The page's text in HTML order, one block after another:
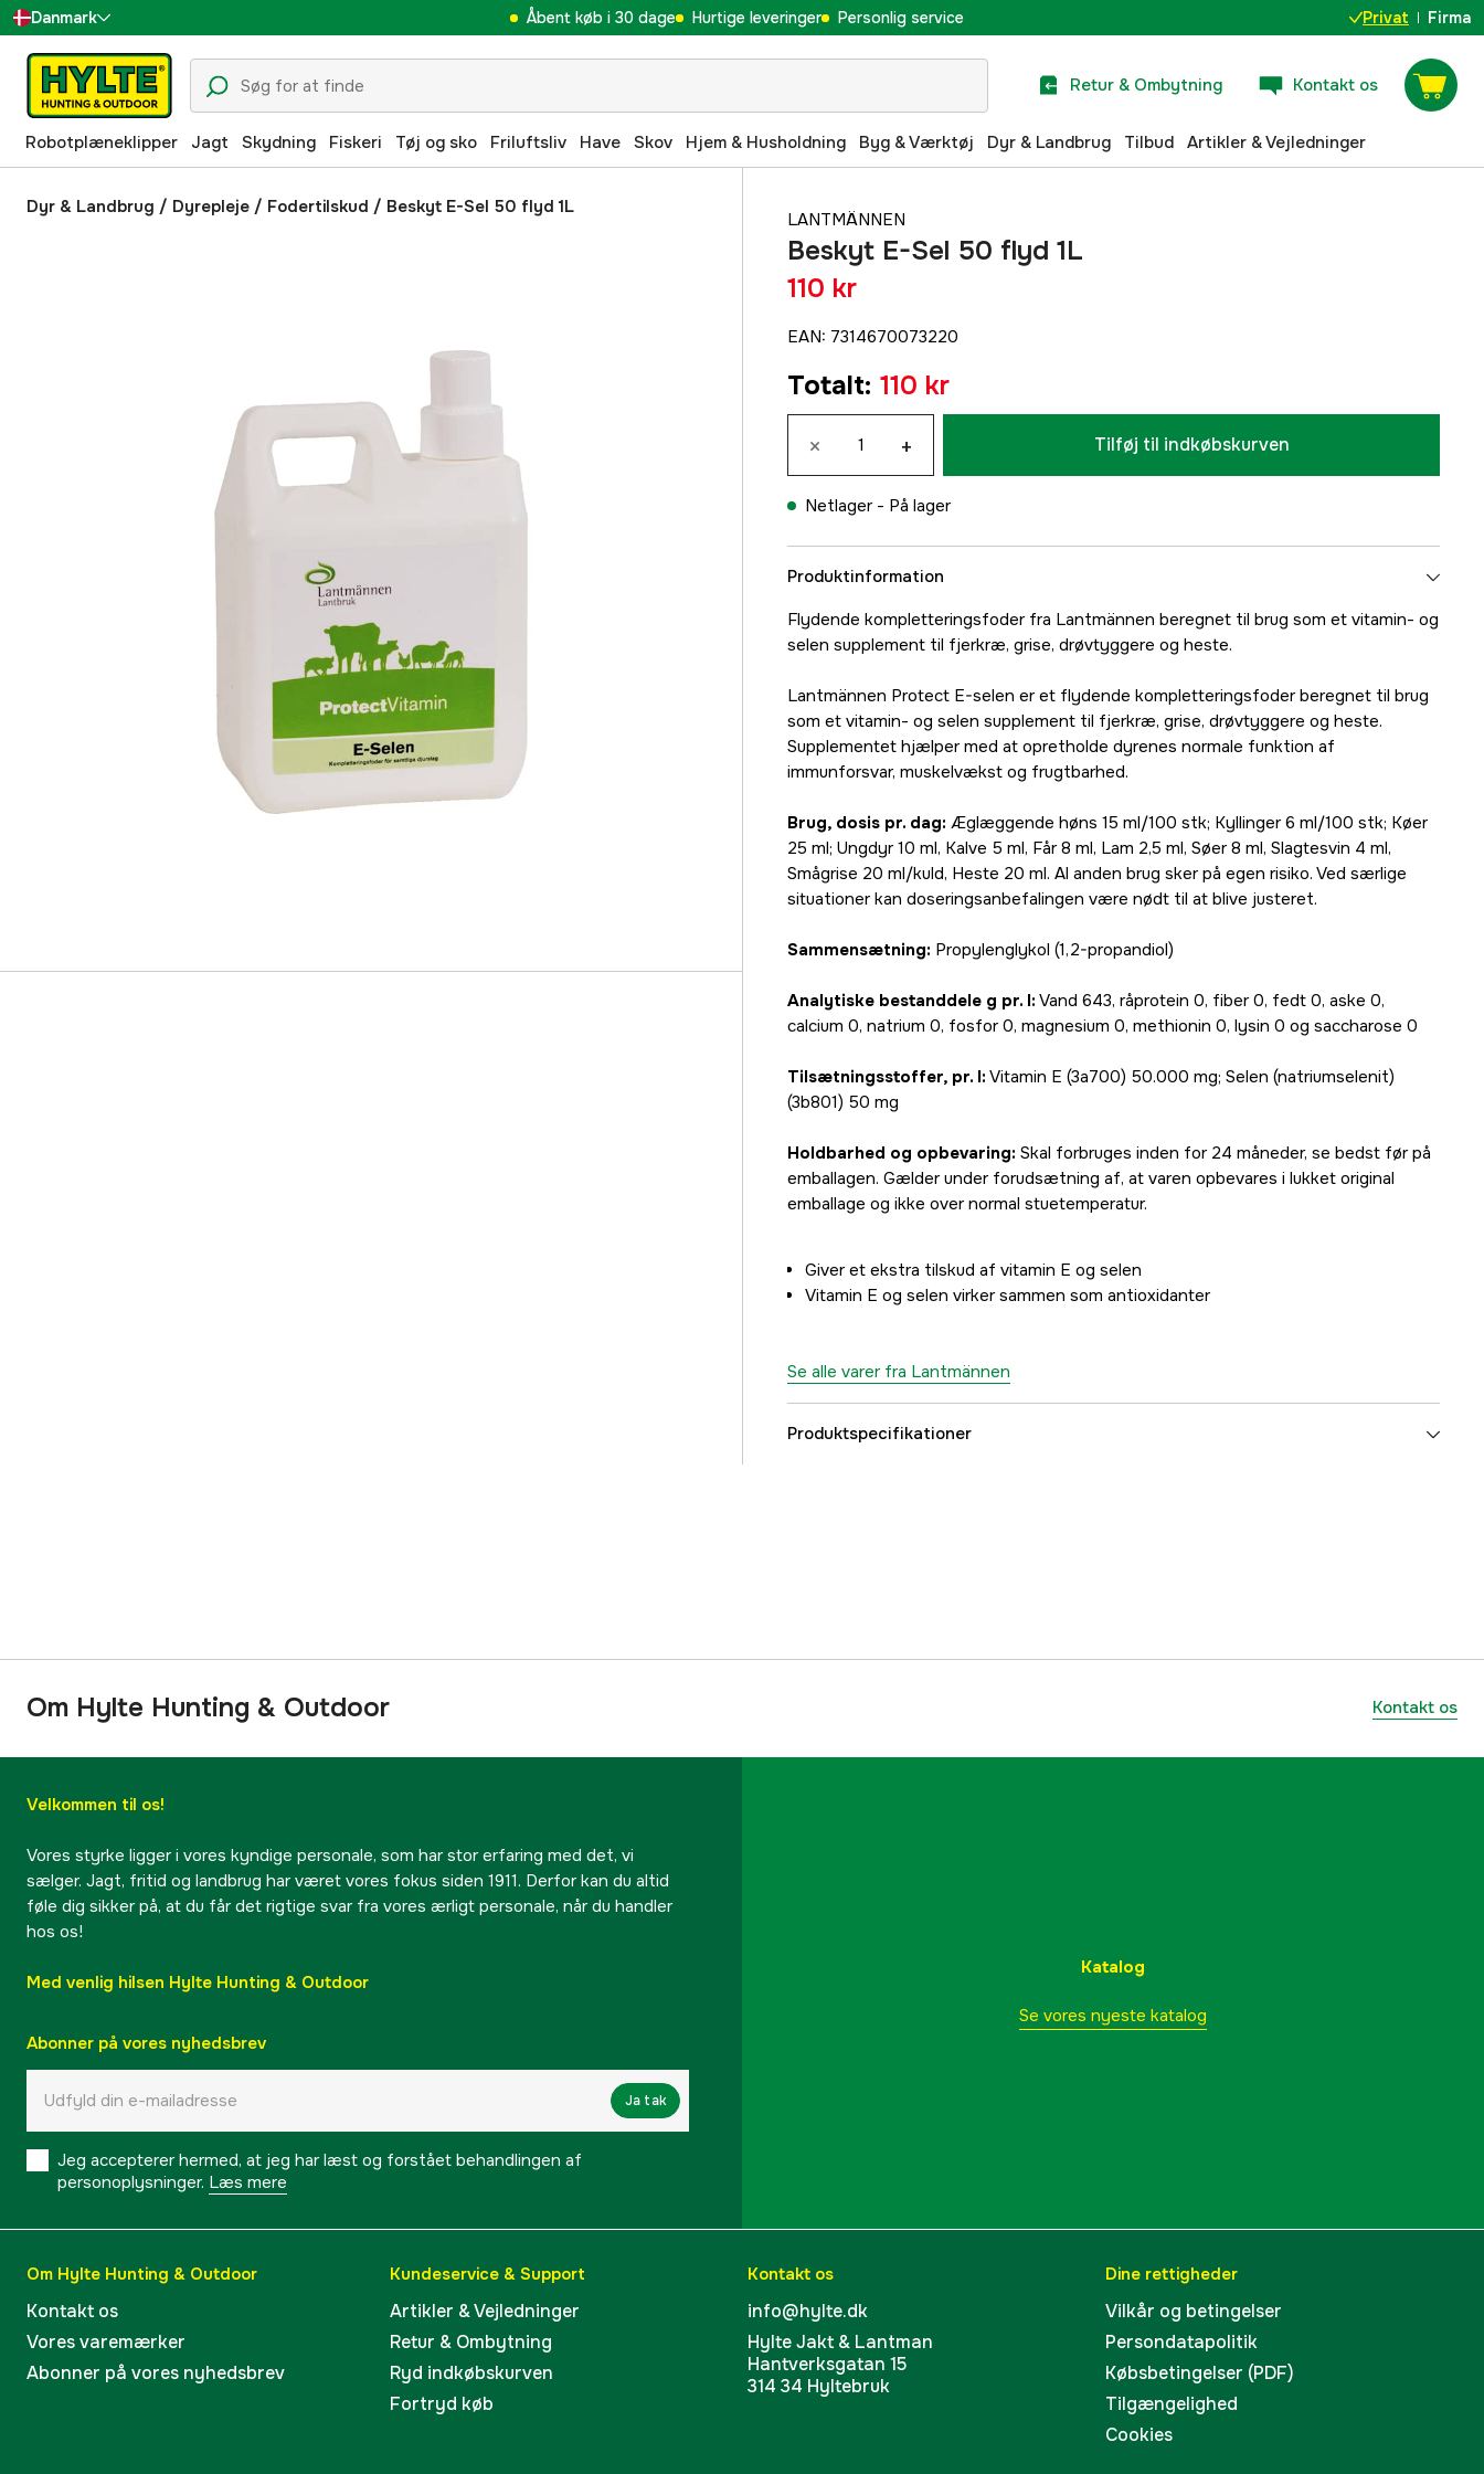
Danmark
Sverige
Suomi
Norge
Deutschland
Åbent køb i 30 dage Hurtige leveringer Personlig service Privat Firma
Retur & Ombytning Kontakt os
Robotplæneklipper Jagt Skydning Fiskeri Tøj og sko Friluftsliv Have Skov Hjem & Husholdning Byg & Værktøj Dyr & Landbrug Tilbud Artikler & Vejledninger
Dyr & Landbrug / Dyrepleje / Fodertilskud / Beskyt E-Sel 50 flyd 1L
LANTMÄNNEN
Beskyt E-Sel 50 flyd 1L
110 kr
EAN: 7314670073220
Totalt: 110 kr
× + Tilføj til indkøbskurven
Netlager - På lager
Produktinformation
Flydende kompletteringsfoder fra Lantmännen beregnet til brug som et vitamin- og
selen supplement til fjerkræ, grise, drøvtyggere og heste.
Lantmännen Protect E-selen er et flydende kompletteringsfoder beregnet til brug
som et vitamin- og selen supplement til fjerkræ, grise, drøvtyggere og heste.
Supplementet hjælper med at opretholde dyrenes normale funktion af
immunforsvar, muskelvækst og frugtbarhed.
Brug, dosis pr. dag: Æglæggende høns 15 ml/100 stk; Kyllinger 6 ml/100 stk; Køer
25 ml; Ungdyr 10 ml, Kalve 5 ml, Får 8 ml, Lam 2,5 ml, Søer 8 ml, Slagtesvin 4 ml,
Smågrise 20 ml/kuld, Heste 20 ml. Al anden brug sker på egen risiko. Ved særlige
situationer kan doseringsanbefalingen være nødt til at blive justeret.
Sammensætning: Propylenglykol (1,2-propandiol)
Analytiske bestanddele g pr. l: Vand 643, råprotein 0, fiber 0, fedt 0, aske 0,
calcium 0, natrium 0, fosfor 0, magnesium 0, methionin 0, lysin 0 og saccharose 0
Tilsætningsstoffer, pr. l: Vitamin E (3a700) 50.000 mg; Selen (natriumselenit)
(3b801) 50 mg
Holdbarhed og opbevaring: Skal forbruges inden for 24 måneder, se bedst før på
emballagen. Gælder under forudsætning af, at varen opbevares i lukket original
emballage og ikke over normal stuetemperatur.
Giver et ekstra tilskud af vitamin E og selen
Vitamin E og selen virker sammen som antioxidanter
Se alle varer fra Lantmännen
Produktspecifikationer
Om Hylte Hunting & Outdoor Kontakt os
Velkommen til os!
Vores styrke ligger i vores kyndige personale, som har stor erfaring med det, vi
sælger. Jagt, fritid og landbrug har været vores fokus siden 1911. Derfor kan du altid
føle dig sikker på, at du får det rigtige svar fra vores ærligt personale, når du handler
hos os!
Med venlig hilsen Hylte Hunting & Outdoor
Abonner på vores nyhedsbrev
Ja tak
Jeg accepterer hermed, at jeg har læst og forstået behandlingen af ​​
personoplysninger. Læs mere
Katalog
Se vores nyeste katalog
Om Hylte Hunting & Outdoor
Kontakt os
Vores varemærker
Abonner på vores nyhedsbrev
Kundeservice & Support
Artikler & Vejledninger
Retur & Ombytning
Ryd indkøbskurven
Fortryd køb
Kontakt os
info@hylte.dk
Hylte Jakt & Lantman
Hantverksgatan 15
314 34 Hyltebruk
Dine rettigheder
Vilkår og betingelser
Persondatapolitik
Købsbetingelser (PDF)
Tilgængelighed
Cookies